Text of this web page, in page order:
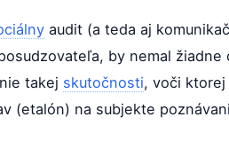
audit (a teda aj
by nemal
takej skutočnosti, voči
(etalón) na subjekte